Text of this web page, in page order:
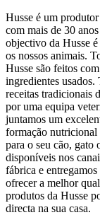
Husse é um
com mais de 30
objectivo da Husse
os nossos animais.
Husse são feitos
ingredientes
receitas tradicionais
por uma equipa
juntamos um
formação nutricional
para o seu cão, gato
disponíveis nos
fábrica e
ofrecer a melhor
produtos da Husse
directa na sua casa.